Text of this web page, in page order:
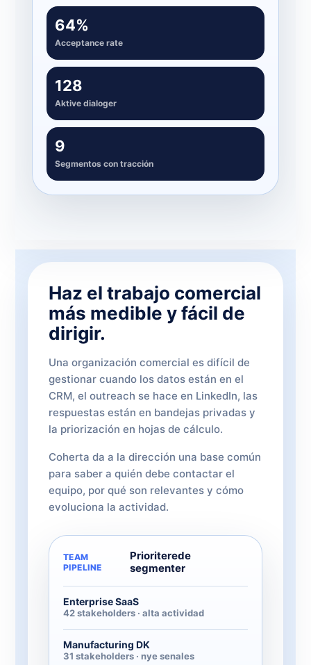
64%
Acceptance rate
128
Aktive dialoger
9
Segmentos con tracción
Haz el trabajo comercial
más medible y fácil de
dirigir.
Una organización comercial es difícil de
gestionar cuando los datos están en el
CRM, el outreach se hace en LinkedIn, las
respuestas están en bandejas privadas y
la priorización en hojas de cálculo.
Coherta da a la dirección una base común
para saber a quién debe contactar el
equipo, por qué son relevantes y cómo
evoluciona la actividad.
TEAM
PIPELINE
Prioriterede
segmenter
Enterprise SaaS
42 stakeholders · alta actividad
Manufacturing DK
31 stakeholders · nye senales